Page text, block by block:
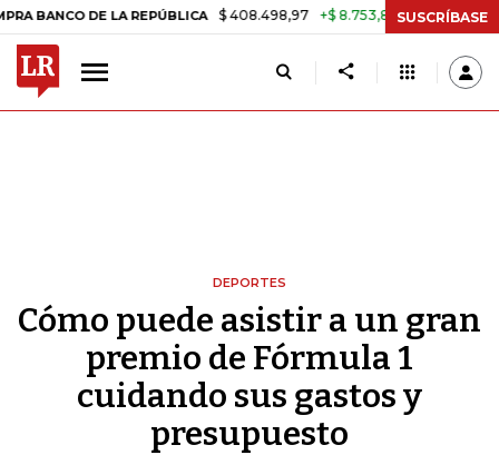
DE LA REPÚBLICA $ 408.498,97 +$ 8.753,81 +2,19% TASA DE
SUSCRÍBASE
DEPORTES
Cómo puede asistir a un gran
premio de Fórmula 1
cuidando sus gastos y
presupuesto